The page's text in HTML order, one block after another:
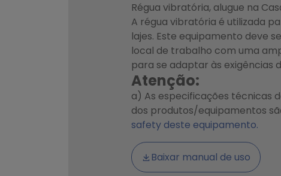
Régua vibratória, alugue na
A régua vibratória é utilizada
lajes. Este equipamento deve
local de trabalho com uma
para se adaptar às exigências
Atenção:
a) As especificações técnicas
dos produtos/equipamentos
safety deste equipamento.
Baixar manual de uso